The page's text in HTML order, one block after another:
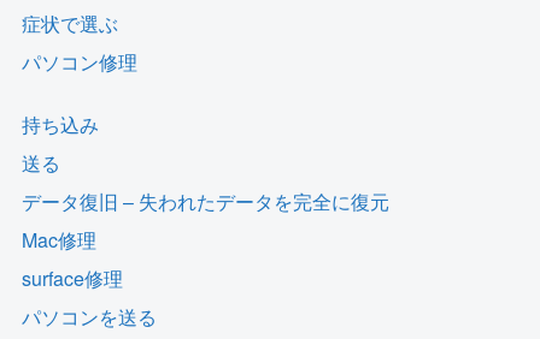
症状で選ぶ
パソコン修理
持ち込み
送る
データ復旧 – 失われたデータを完全に復元
Mac修理
surface修理
パソコンを送る